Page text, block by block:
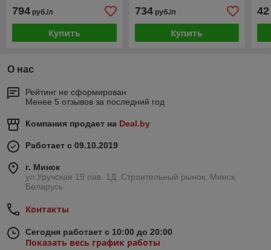
бесцветный
794 руб./л
Купить
734руб./л
Купить
л)
42
О нас
Рейтинг не сформирован
Менее 5 отзывов за последний год
Компания продает на Deal.by
Работает с 09.10.2019
г. Минск
ул.Уручская 19 пав. 1Д .Строительный рынок, Минск,
Беларусь
Контакты
Сегодня работает с 10:00 до 20:00
Показать весь график работы